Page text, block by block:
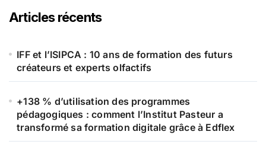
Articles récents
IFF et l’ISIPCA : 10 ans de formation des futurs
créateurs et experts olfactifs
+138 % d’utilisation des programmes
pédagogiques : comment l’Institut Pasteur a
transformé sa formation digitale grâce à Edflex